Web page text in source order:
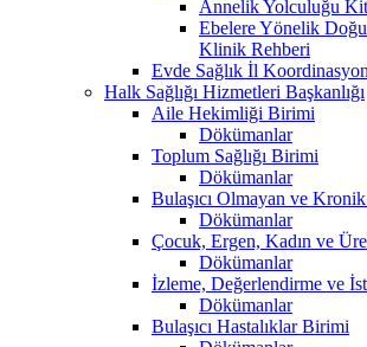
Annelik Yolculuğu
Ebelere Yönelik
Klinik Rehberi
Evde Sağlık İl
Halk Sağlığı Hizmetleri Başkanlığı
Aile Hekimliği Birimi
Dökümanlar
Toplum Sağlığı Birimi
Dökümanlar
Bulaşıcı Olmayan ve
Dökümanlar
Çocuk, Ergen, Kadın ve
Dökümanlar
İzleme, Değerlendirme ve
Dökümanlar
Bulaşıcı Hastalıklar Birimi